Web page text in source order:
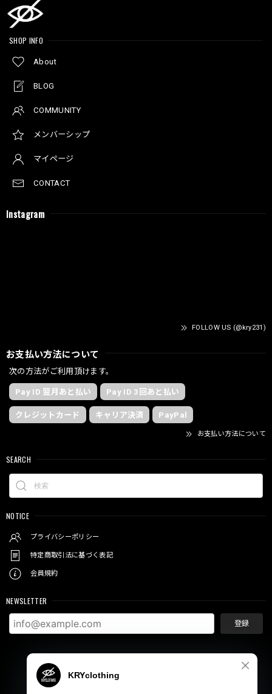
SHOP INFO
About
BLOG
COMMUNITY
メンバーシップ
マイページ
CONTACT
Instagram
FOLLOW US (@kry231)
お支払い方法について
次の方法がご利用頂けます。
Pay ID 翌月あと払い Pay ID 3回あと払い
クレジットカード キャリア決済 PayPal
お支払い方法について
SEARCH
NOTICE
プライバシーポリシー
特定商取引法に基づく表記
会員規約
NEWSLETTER
登録